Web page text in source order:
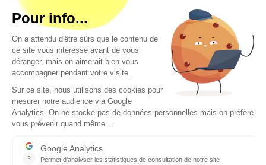
Copyright © 2026 - Tous droits réservés
Qui sommes-nous ?
Contact
Conditions générales d’utilisation